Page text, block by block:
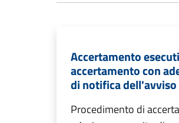
Accertamento
accertamento con
di notifica dell'avviso
Procedimento di